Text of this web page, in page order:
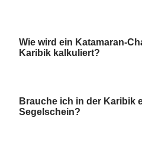
Wie wird ein Katamaran-
Karibik kalkuliert?
Brauche ich in der Karibik
Segelschein?